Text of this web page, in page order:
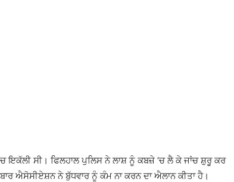
ਸੀ। ਫਿਲਹਾਲ ਪੁਲਿਸ ਨੇ ਲਾਸ਼ ਨੂੰ ਕਬਜ਼ੇ ‘ਚ ਲੈ ਕੇ ਜਾਂਚ ਸ਼ੁਰੂ ਕਰ
ਐਸੋਸੀਏਸ਼ਨ ਨੇ ਬੁੱਧਵਾਰ ਨੂੰ ਕੰਮ ਨਾ ਕਰਨ ਦਾ ਐਲਾਨ ਕੀਤਾ ਹੈ।